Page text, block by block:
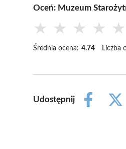
Oceń: Muzeum
★ ★ ★ ★ ★
Średnia ocena: 4.74 Liczba
Udostępnij
Share